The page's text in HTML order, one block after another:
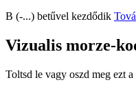
B (-...) betűvel kezdődik
Vizualis morze-
Toltsd le vagy oszd meg ezt a